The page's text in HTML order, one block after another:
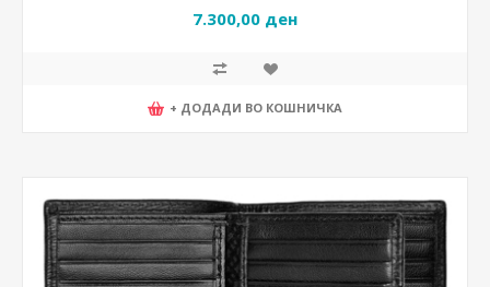
7.300,00 ден
+ ДОДАДИ ВО КОШНИЧКА